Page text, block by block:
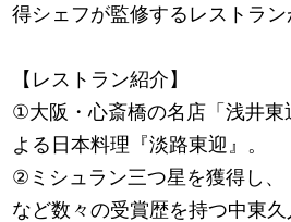
得シェフが監修するレストラン
【レストラン紹介】
①大阪・心斎橋の名店「浅井東
よる日本料理『淡路東迎』。
②ミシュラン三つ星を獲得し、
など数々の受賞歴を持つ中東